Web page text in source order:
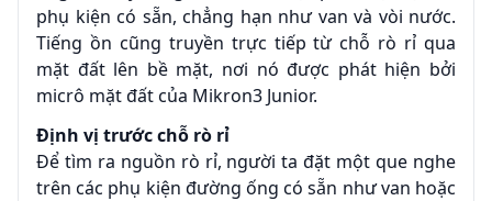
phụ kiện có sẵn, chẳng hạn như van và vòi nước.
Tiếng ồn cũng truyền trực tiếp từ chỗ rò rỉ qua
mặt đất lên bề mặt, nơi nó được phát hiện bởi
micrô mặt đất của Mikron3 Junior.
Định vị trước chỗ rò rỉ
Để tìm ra nguồn rò rỉ, người ta đặt một que nghe
trên các phụ kiện đường ống có sẵn như van hoặc